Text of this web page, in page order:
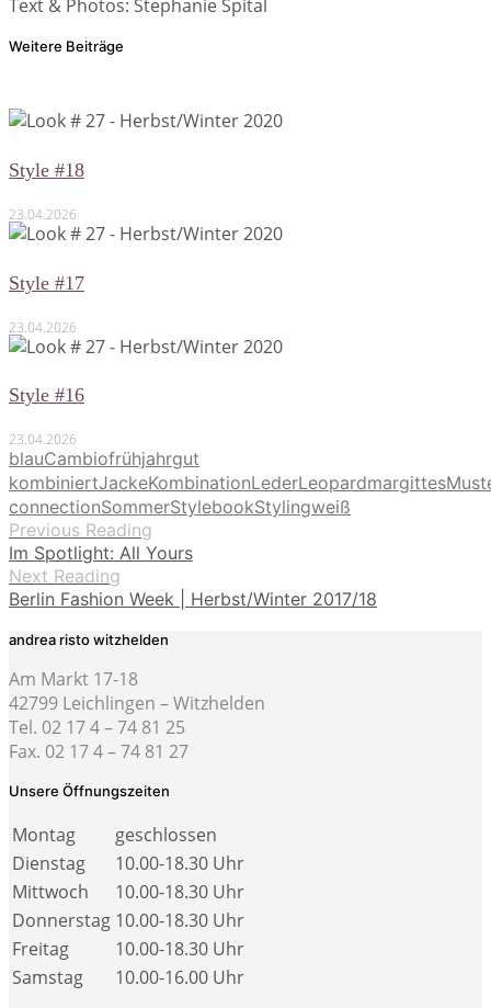
Text & Photos: Stephanie Spital
Weitere Beiträge
Style #18
23.04.2026
Style #17
23.04.2026
Style #16
23.04.2026
blauCambiofrühjahrgut
kombiniertJackeKombinationLederLeopardmargittes
connectionSommerStylebookStylingweiß
Previous Reading
Im Spotlight: All Yours
Next Reading
Berlin Fashion Week | Herbst/Winter 2017/18
andrea risto witzhelden
Am Markt 17-18
42799 Leichlingen – Witzhelden
Tel. 02 17 4 – 74 81 25
Fax. 02 17 4 – 74 81 27
Unsere Öffnungszeiten
Montag
geschlossen
Dienstag
10.00-18.30 Uhr
Mittwoch
10.00-18.30 Uhr
Donnerstag 10.00-18.30 Uhr
Freitag
10.00-18.30 Uhr
Samstag
10.00-16.00 Uhr